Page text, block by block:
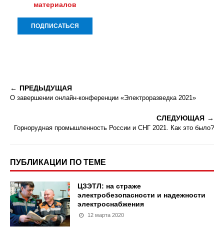
материалов
ПРЕДЫДУЩАЯ
О завершении онлайн-конференции «Электроразведка 2021»
СЛЕДУЮЩАЯ
Горнорудная промышленность России и СНГ 2021. Как это было?
ПУБЛИКАЦИИ ПО ТЕМЕ
ЦЗЭТЛ: на страже
электробезопасности и надежности
электроснабжения
12 марта 2020